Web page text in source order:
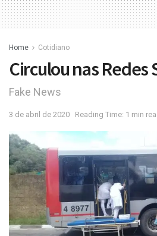
Home Cotidiano
Circulou nas Redes
Fake News
3 de abril de 2020 Reading Time: 1 min